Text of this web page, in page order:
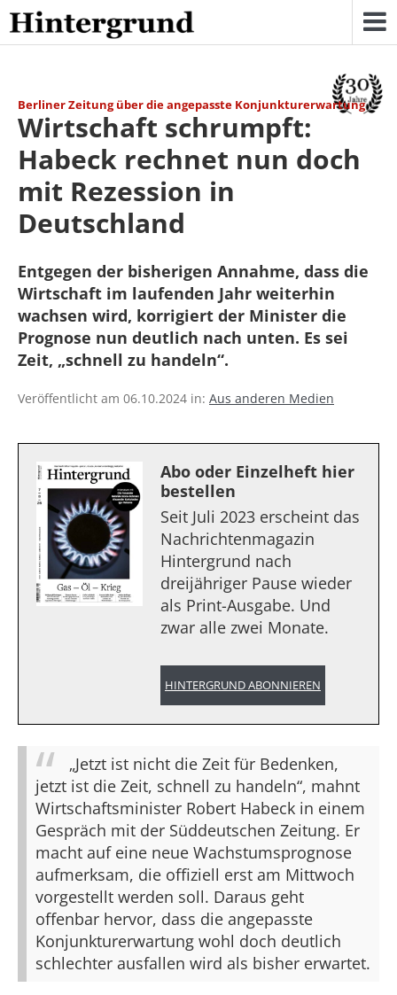
Skip
to
content
Berliner Zeitung über die angepasste Konjunkturerwartung
Wirtschaft schrumpft:
Habeck rechnet nun doch
mit Rezession in
Deutschland
Entgegen der bisherigen Annahme, dass die
Wirtschaft im laufenden Jahr weiterhin
wachsen wird, korrigiert der Minister die
Prognose nun deutlich nach unten. Es sei
Zeit, „schnell zu handeln“.
Veröffentlicht am 06.10.2024 in: Aus anderen Medien
Abo oder Einzelheft hier
bestellen
Seit Juli 2023 erscheint das
Nachrichtenmagazin
Hintergrund nach
dreijähriger Pause wieder
als Print-Ausgabe. Und
zwar alle zwei Monate.
HINTERGRUND ABONNIEREN
„Jetzt ist nicht die Zeit für Bedenken,
jetzt ist die Zeit, schnell zu handeln“, mahnt
Wirtschaftsminister Robert Habeck in einem
Gespräch mit der Süddeutschen Zeitung. Er
macht auf eine neue Wachstumsprognose
aufmerksam, die offiziell erst am Mittwoch
vorgestellt werden soll. Daraus geht
offenbar hervor, dass die angepasste
Konjunkturerwartung wohl doch deutlich
schlechter ausfallen wird als bisher erwartet.